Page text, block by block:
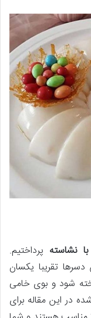
نشاسته پرداختیم.
تقریبا یکسان
شود و بوی خامی
در این مقاله برای